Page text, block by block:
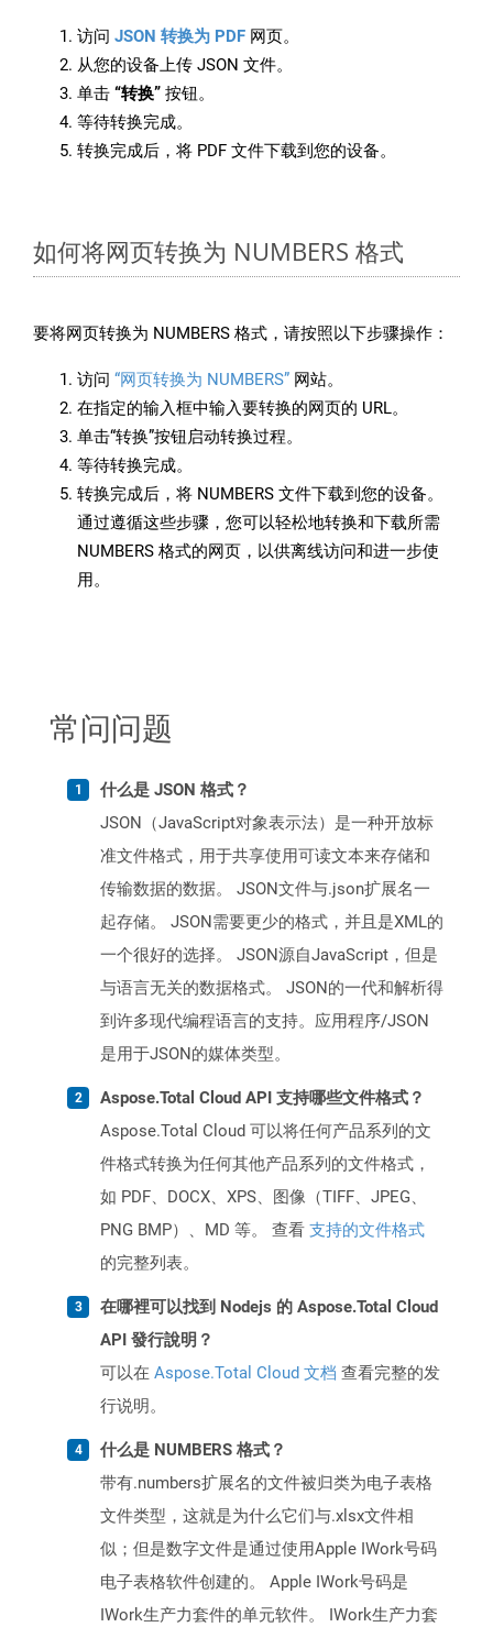
访问 JSON 转换为 PDF 网页。
从您的设备上传 JSON 文件。
单击 “转换” 按钮。
等待转换完成。
转换完成后，将 PDF 文件下载到您的设备。
如何将网页转换为 NUMBERS 格式
要将网页转换为 NUMBERS 格式，请按照以下步骤操作：
访问 “网页转换为 NUMBERS” 网站。
在指定的输入框中输入要转换的网页的 URL。
单击“转换”按钮启动转换过程。
等待转换完成。
转换完成后，将 NUMBERS 文件下载到您的设备。
通过遵循这些步骤，您可以轻松地转换和下载所需
NUMBERS 格式的网页，以供离线访问和进一步使
用。
常问问题
什么是 JSON 格式？
JSON（JavaScript对象表示法）是一种开放标
准文件格式，用于共享使用可读文本来存储和
传输数据的数据。 JSON文件与.json扩展名一
起存储。 JSON需要更少的格式，并且是XML的
一个很好的选择。 JSON源自JavaScript，但是
与语言无关的数据格式。 JSON的一代和解析得
到许多现代编程语言的支持。应用程序/JSON
是用于JSON的媒体类型。
Aspose.Total Cloud API 支持哪些文件格式？
Aspose.Total Cloud 可以将任何产品系列的文
件格式转换为任何其他产品系列的文件格式，
如 PDF、DOCX、XPS、图像（TIFF、JPEG、
PNG BMP）、MD 等。 查看 支持的文件格式
的完整列表。
在哪裡可以找到 Nodejs 的 Aspose.Total Cloud
API 發行說明？
可以在 Aspose.Total Cloud 文档 查看完整的发
行说明。
什么是 NUMBERS 格式？
带有.numbers扩展名的文件被归类为电子表格
文件类型，这就是为什么它们与.xlsx文件相
似；但是数字文件是通过使用Apple IWork号码
电子表格软件创建的。 Apple IWork号码是
IWork生产力套件的单元软件。 IWork生产力套